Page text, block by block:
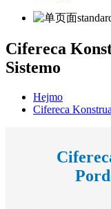
Cifereca
Sistemo
Hejmo
Cifereca